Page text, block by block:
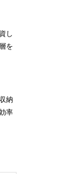
し
を
納
率